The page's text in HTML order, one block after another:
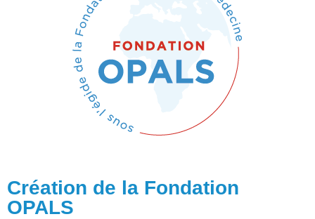
Création de la Fondation
OPALS